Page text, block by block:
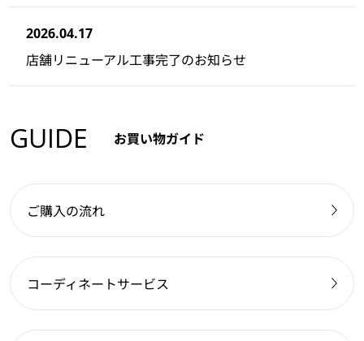
2026.04.17
店舗リニューアル工事完了のお知らせ
GUIDE お買い物ガイド
ご購入の流れ
コーディネートサービス